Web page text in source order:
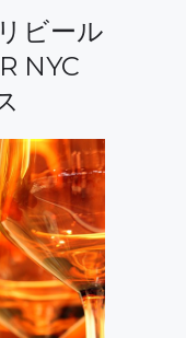
ビール
NYC